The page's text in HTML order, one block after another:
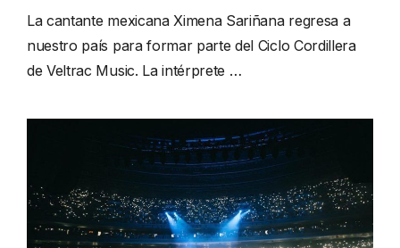
La cantante mexicana Ximena Sariñana regresa a
nuestro país para formar parte del Ciclo Cordillera
de Veltrac Music. La intérprete …